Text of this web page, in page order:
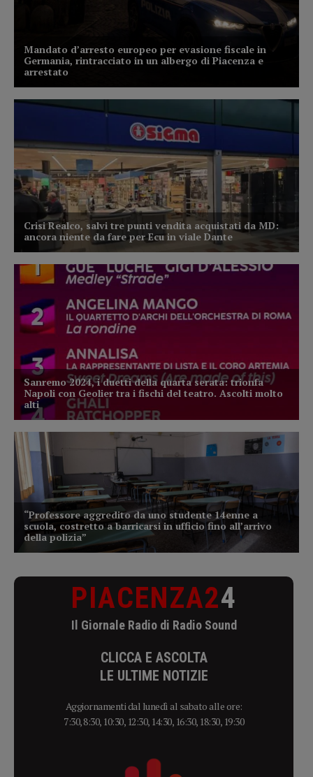
PIACENZA24
Il Giornale Radio di Radio Sound
CLICCA E ASCOLTA
LE ULTIME NOTIZIE
Aggiornamenti dal lunedì al sabato alle ore:
7:30, 8:30, 10:30, 12:30, 14:30, 16:30, 18:30, 19:30